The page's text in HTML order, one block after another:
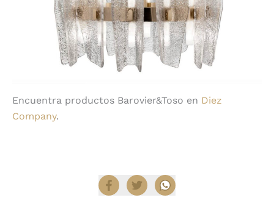
Encuentra productos Barovier&Toso en Diez
Company.